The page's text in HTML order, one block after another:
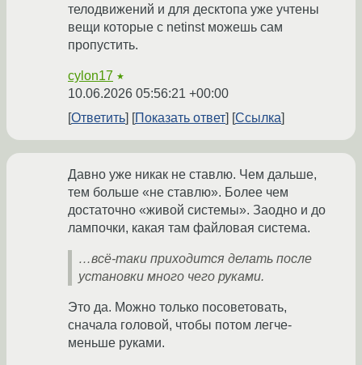
телодвижений и для десктопа уже учтены
вещи которые с netinst можешь сам
пропустить.
cylon17 ★
10.06.2026 05:56:21 +00:00
Ответить
Показать ответ Ссылка
Давно уже никак не ставлю. Чем дальше,
тем больше «не ставлю». Более чем
достаточно «живой системы». Заодно и до
лампочки, какая там файловая система.
…всё-таки приходится делать после
установки много чего руками.
Это да. Можно только посоветовать,
сначала головой, чтобы потом легче-
меньше руками.